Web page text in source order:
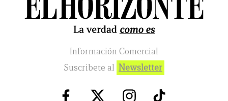
Información Comercial
Suscribete al Newsletter